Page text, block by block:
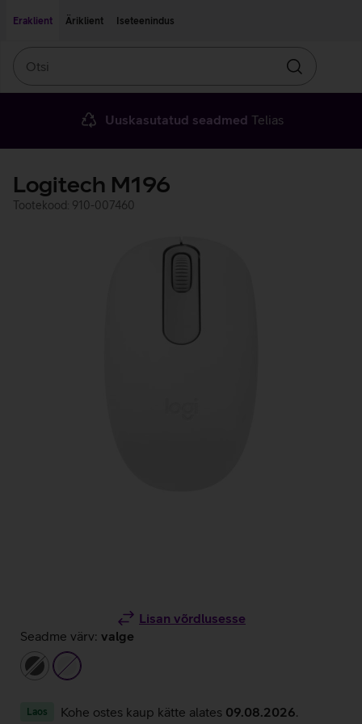
Eraklient
Äriklient Iseteenindus
Otsin
Uuskasutatud seadmed Telias
Logitech M196
Tootekood: 910-007460
Lisan võrdlusesse
Seadme värv: valge
tumehallvalge
Laos Kohe ostes kaup kätte alates 09.08.2026